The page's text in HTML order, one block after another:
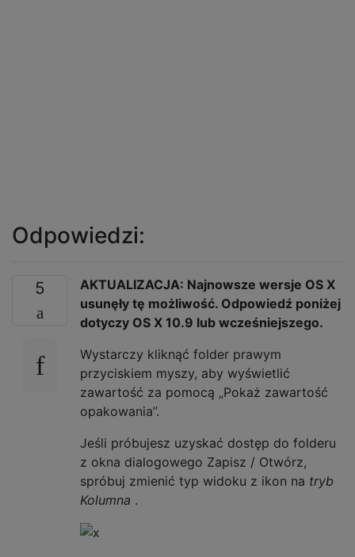
Odpowiedzi:
5
AKTUALIZACJA: Najnowsze wersje OS X
usunęły tę możliwość. Odpowiedź poniżej
dotyczy OS X 10.9 lub wcześniejszego.
Wystarczy kliknąć folder prawym
przyciskiem myszy, aby wyświetlić
zawartość za pomocą „Pokaż zawartość
opakowania”.
Jeśli próbujesz uzyskać dostęp do folderu
z okna dialogowego Zapisz / Otwórz,
spróbuj zmienić typ widoku z ikon na tryb
Kolumna .